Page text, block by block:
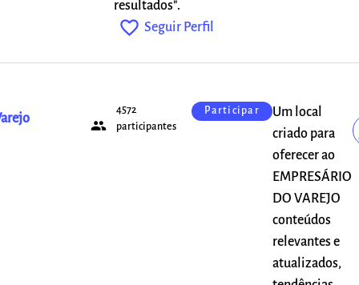
resultados".
favorite_outline Seguir Perfil
people
4572
participantes
Participar
Um local
criado para
oferecer ao
EMPRESÁRIO
DO VAREJO
conteúdos
relevantes e
atualizados,